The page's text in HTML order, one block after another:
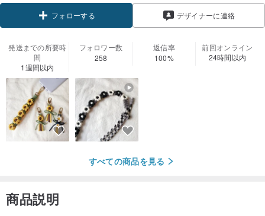
デザイナーに連絡
発送までの所要時
間
1週間以内
フォロワー数
258
返信率
100%
前回オンライン
24時間以内
すべての商品を見る
商品説明